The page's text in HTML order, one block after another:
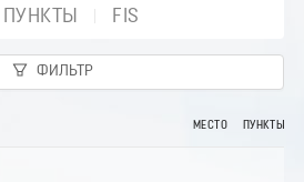
ПУНКТЫ
FIS
ФИЛЬТР
МЕСТО ПУНКТЫ